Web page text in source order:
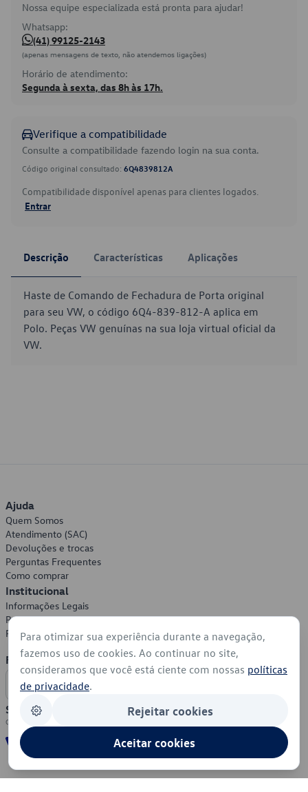
Nossa equipe especializada está pronta para ajudar!
Whatsapp:
(41) 99125-2143
(apenas mensagens de texto, não atendemos ligações)
Horário de atendimento:
Segunda à sexta, das 8h às 17h.
Verifique a compatibilidade
Consulte a compatibilidade fazendo login na sua conta.
Código original consultado: 6Q4839812A
Compatibilidade disponível apenas para clientes logados.
Entrar
Descrição Características Aplicações
Haste de Comando de Fechadura de Porta original
para seu VW, o código 6Q4-839-812-A aplica em
Polo. Peças VW genuínas na sua loja virtual oficial da
VW.
Ajuda
Quem Somos
Atendimento (SAC)
Devoluções e trocas
Perguntas Frequentes
Como comprar
Institucional
Informações Legais
Política de Privacidade
Política de Cookies
Formas de Pagamento
Segurança
Para otimizar sua experiência durante a navegação,
fazemos uso de cookies. Ao continuar no site,
consideramos que você está ciente com nossas políticas
de privacidade.
Rejeitar cookies
Aceitar cookies